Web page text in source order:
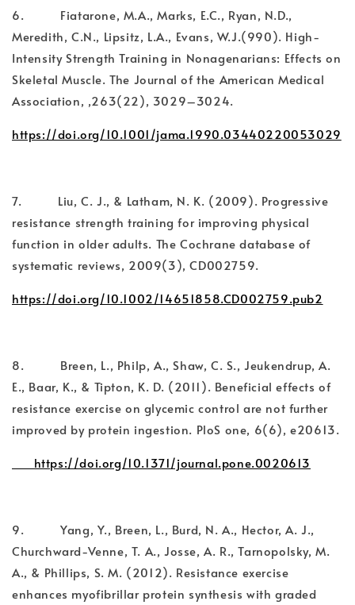
6. Fiatarone, M.A., Marks, E.C., Ryan, N.D.,
Meredith, C.N., Lipsitz, L.A., Evans, W.J.(990). High-
Intensity Strength Training in Nonagenarians: Effects on
Skeletal Muscle. The Journal of the American Medical
Association, ,263(22), 3029–3024.
https://doi.org/10.1001/jama.1990.03440220053029
7. Liu, C. J., & Latham, N. K. (2009). Progressive
resistance strength training for improving physical
function in older adults. The Cochrane database of
systematic reviews, 2009(3), CD002759.
https://doi.org/10.1002/14651858.CD002759.pub2
8. Breen, L., Philp, A., Shaw, C. S., Jeukendrup, A.
E., Baar, K., & Tipton, K. D. (2011). Beneficial effects of
resistance exercise on glycemic control are not further
improved by protein ingestion. PloS one, 6(6), e20613.
https://doi.org/10.1371/journal.pone.0020613
9. Yang, Y., Breen, L., Burd, N. A., Hector, A. J.,
Churchward-Venne, T. A., Josse, A. R., Tarnopolsky, M.
A., & Phillips, S. M. (2012). Resistance exercise
enhances myofibrillar protein synthesis with graded